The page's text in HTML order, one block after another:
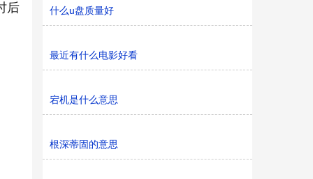
后 什么u盘质量好
最近有什么电影好看
宕机是什么意思
根深蒂固的意思